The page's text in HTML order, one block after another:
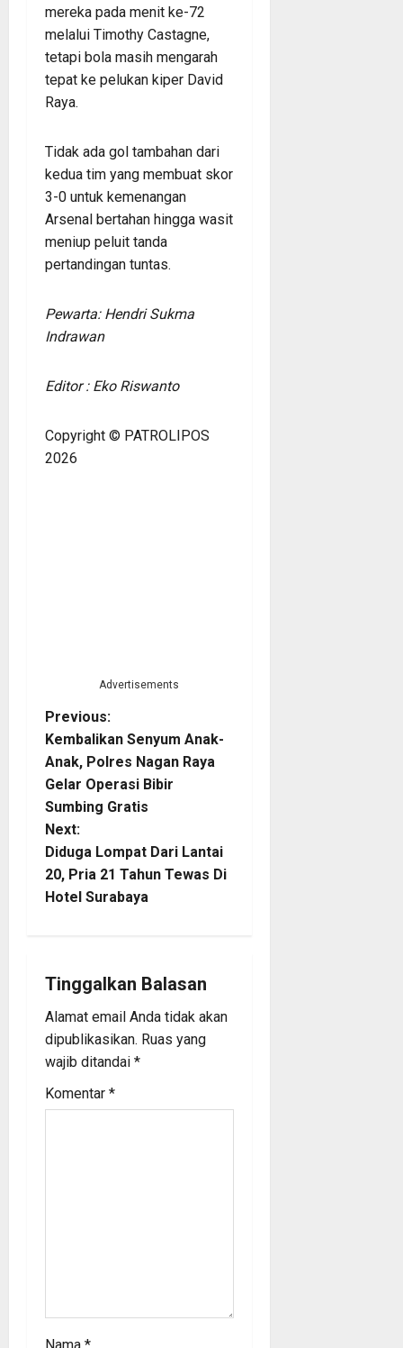
mereka pada menit ke-72
melalui Timothy Castagne,
tetapi bola masih mengarah
tepat ke pelukan kiper David
Raya.
Tidak ada gol tambahan dari
kedua tim yang membuat skor
3-0 untuk kemenangan
Arsenal bertahan hingga wasit
meniup peluit tanda
pertandingan tuntas.
Pewarta: Hendri Sukma
Indrawan
Editor : Eko Riswanto
Copyright © PATROLIPOS
2026
Advertisements
P
o
s
t
n
a
i
g
a
t
Previous:
Kembalikan Senyum Anak-
Anak, Polres Nagan Raya
Gelar Operasi Bibir
Sumbing Gratis
Next:
Diduga Lompat Dari Lantai
20, Pria 21 Tahun Tewas Di
Hotel Surabaya
Tinggalkan Balasan
Alamat email Anda tidak akan
dipublikasikan. Ruas yang
wajib ditandai *
Komentar *
Nama *